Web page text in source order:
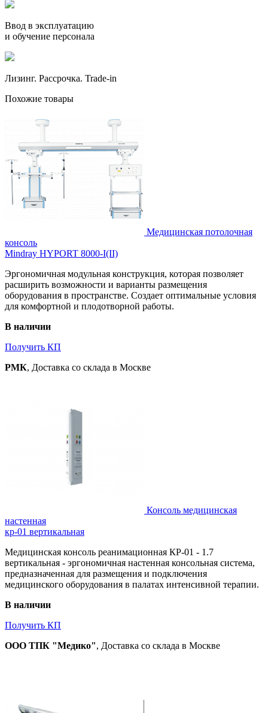
Ввод в эксплуатацию
и обучение персонала
Лизинг. Рассрочка. Trade-in
Похожие товары
Медицинская потолочная
консоль
Mindray HYPORT 8000-I(II)
Эргономичная модульная конструкция, которая позволяет
расширить возможности и варианты размещения
оборудования в пространстве. Создает оптимальные условия
для комфортной и плодотворной работы.
В наличии
Получить КП
РМК, Доставка со склада в Москве
Консоль медицинская
настенная
кр-01 вертикальная
Медицинская консоль реанимационная КР-01 - 1.7
вертикальная - эргономичная настенная консольная система,
предназначенная для размещения и подключения
медицинского оборудования в палатах интенсивной терапии.
В наличии
Получить КП
ООО ТПК "Медико", Доставка со склада в Москве